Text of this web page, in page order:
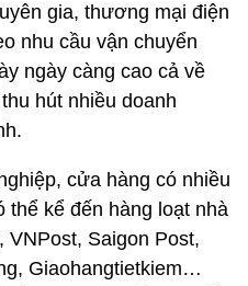
gia, thương mại điện
nhu cầu vận chuyển
ngày càng cao cả về
hút nhiều doanh
cửa hàng có nhiều
thể kể đến hàng loạt nhà
VNPost, Saigon Post,
Giaohangtietkiem…